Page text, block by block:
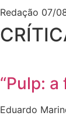
Redação 07/
“Pulp:
Eduardo